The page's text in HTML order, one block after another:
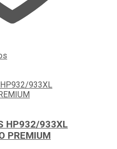
HP932/933XL
PREMIUM